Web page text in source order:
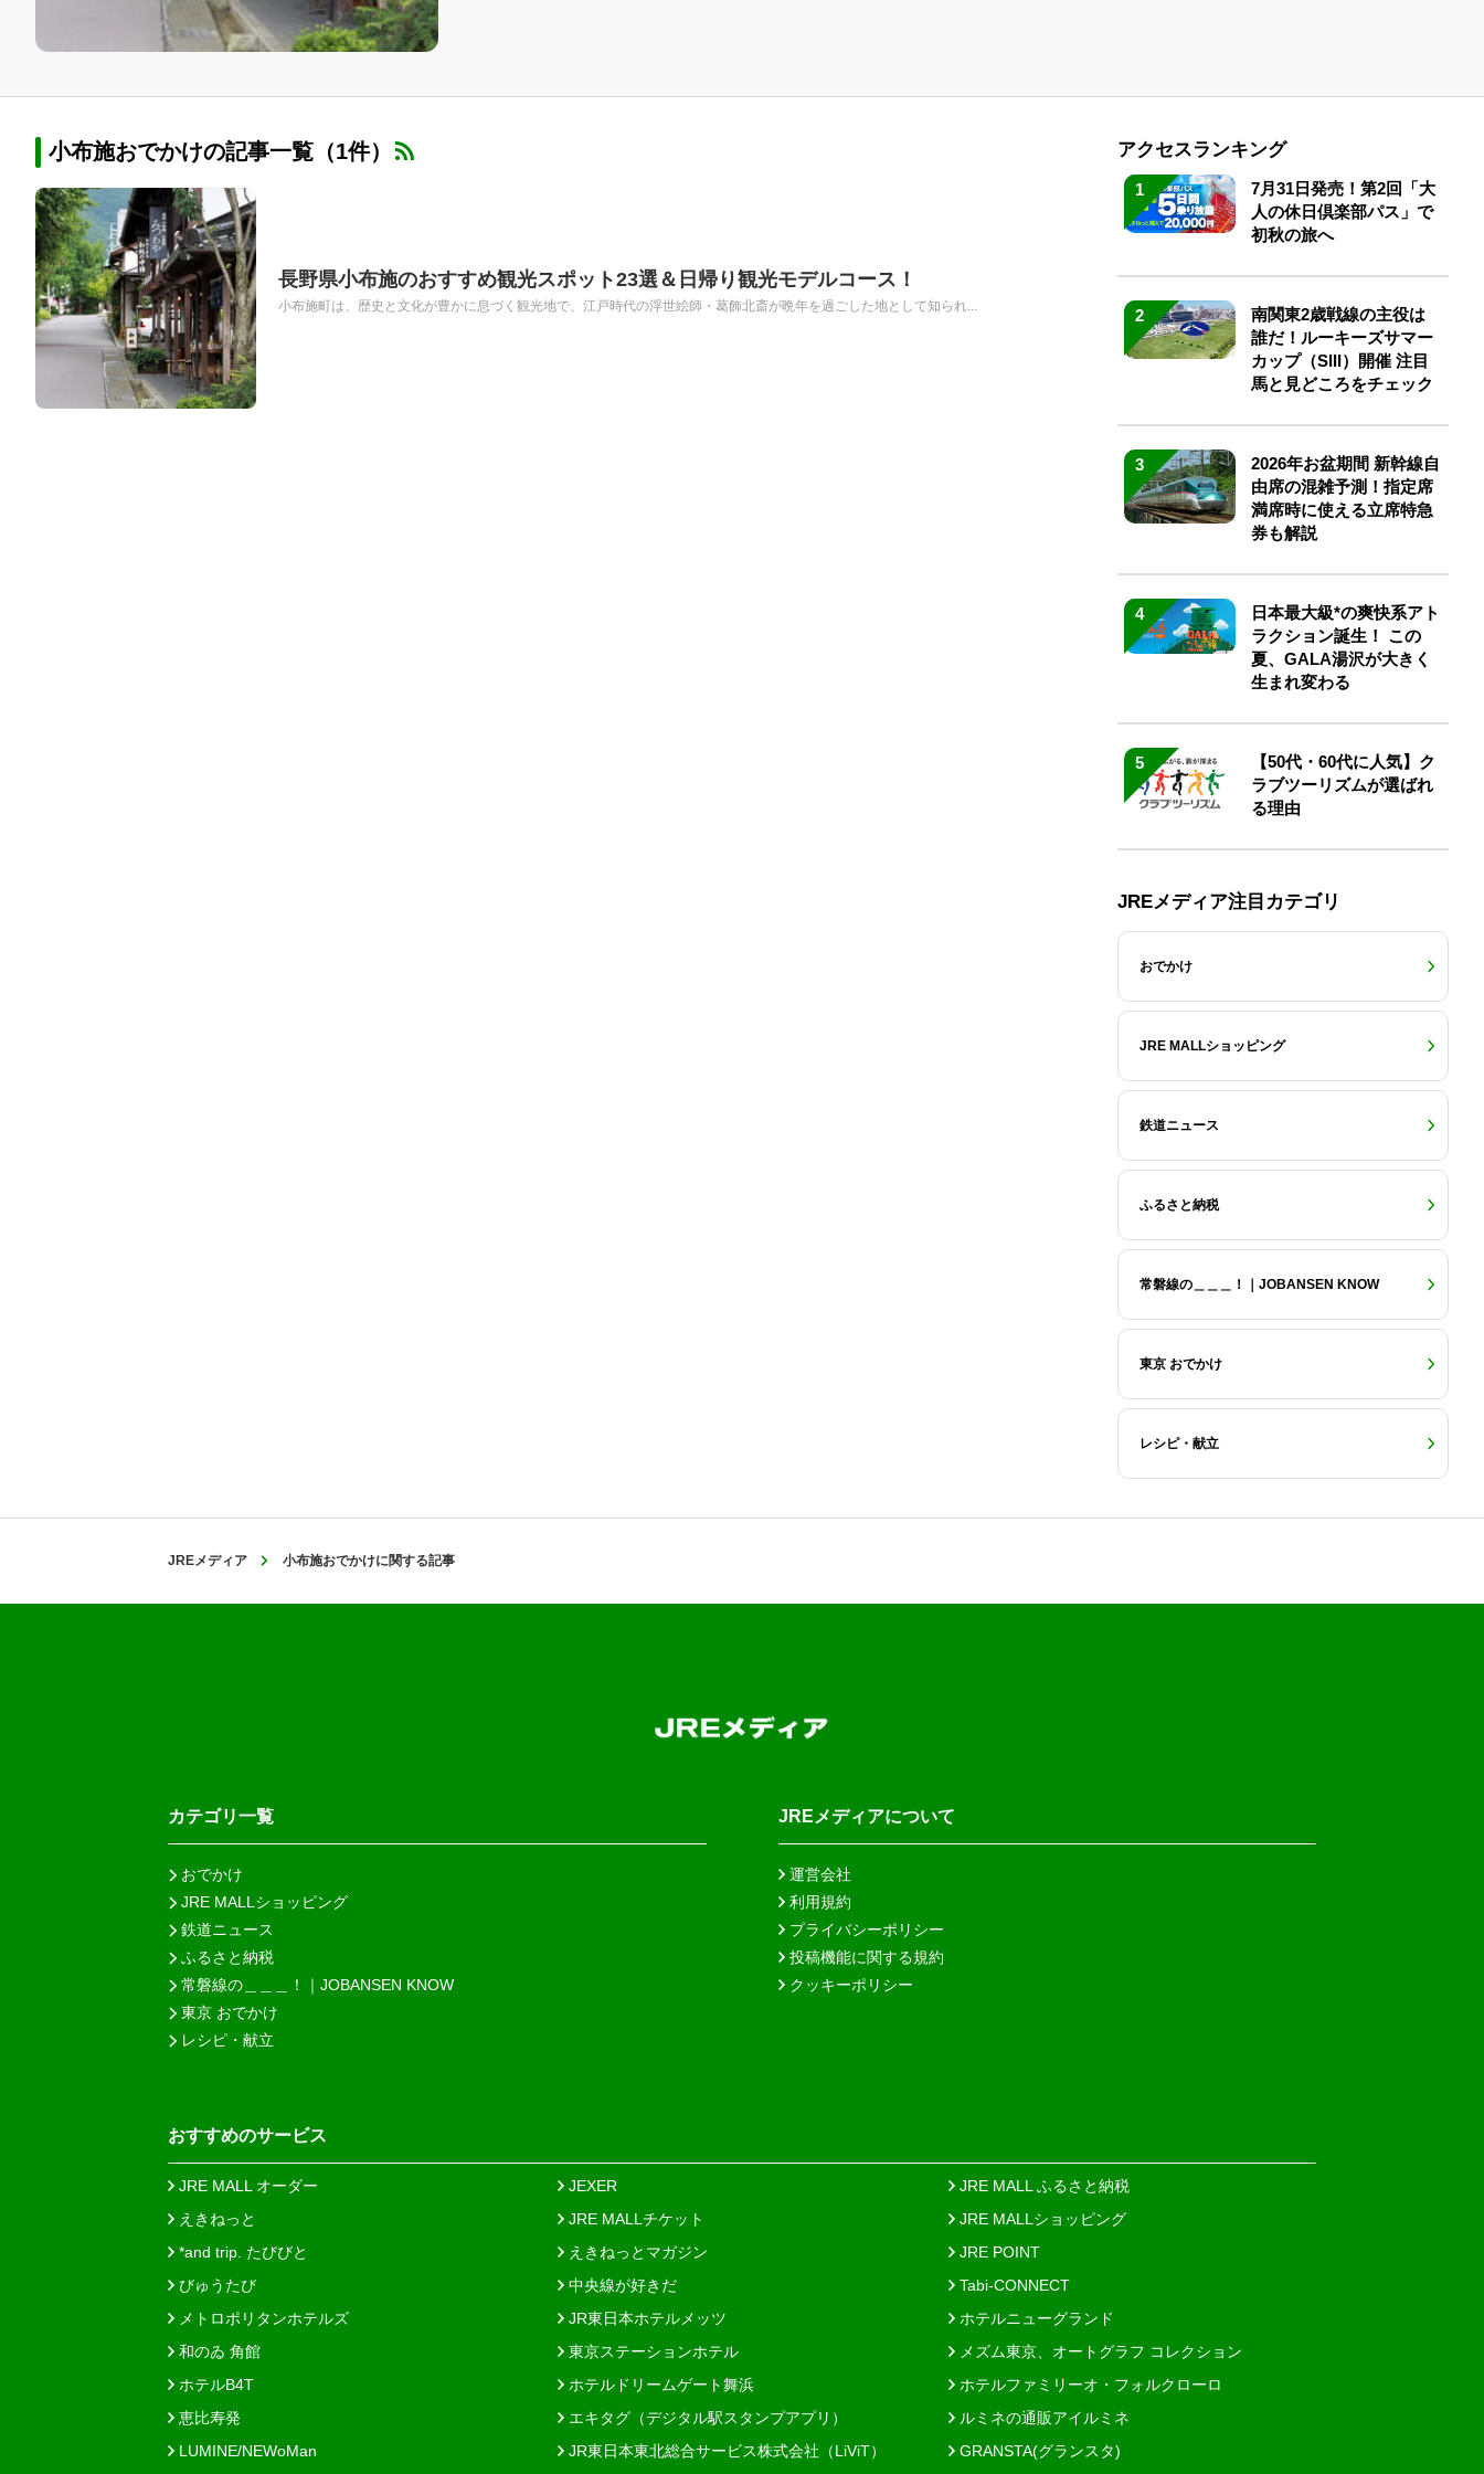
小布施おでかけの記事一覧（1件）
長野県小布施のおすすめ観光スポット23選＆日帰り観光モデルコース！
小布施町は、歴史と文化が豊かに息づく観光地で、江戸時代の浮世絵師・葛飾北斎が晩年を過ごした地として知られ...
アクセスランキング
1
7月31日発売！第2回「大
人の休日倶楽部パス」で
初秋の旅へ
2
南関東2歳戦線の主役は
誰だ！ルーキーズサマー
カップ（SIII）開催 注目
馬と見どころをチェック
3
2026年お盆期間 新幹線自
由席の混雑予測！指定席
満席時に使える立席特急
券も解説
4
日本最大級*の爽快系アト
ラクション誕生！ この
夏、GALA湯沢が大きく
生まれ変わる
5
【50代・60代に人気】ク
ラブツーリズムが選ばれ
る理由
JREメディア注目カテゴリ
おでかけ
JRE MALLショッピング
鉄道ニュース
ふるさと納税
常磐線の＿＿＿！｜JOBANSEN KNOW
東京 おでかけ
レシピ・献立
JREメディア 小布施おでかけに関する記事
カテゴリ一覧
おでかけ
JRE MALLショッピング
鉄道ニュース
ふるさと納税
常磐線の＿＿＿！｜JOBANSEN KNOW
東京 おでかけ
レシピ・献立
JREメディアについて
運営会社
利用規約
プライバシーポリシー
投稿機能に関する規約
クッキーポリシー
おすすめのサービス
JRE MALL オーダー JEXER
JRE MALL ふるさと納税
えきねっと
JRE MALLチケット
JRE MALLショッピング
*and trip. たびびと
えきねっとマガジン
JRE POINT
びゅうたび
中央線が好きだ
Tabi-CONNECT
メトロポリタンホテルズ
JR東日本ホテルメッツ
ホテルニューグランド
和のゐ 角館
東京ステーションホテル
メズム東京、オートグラフ コレクション
ホテルB4T
ホテルドリームゲート舞浜
ホテルファミリーオ・フォルクローロ
恵比寿発
エキタグ（デジタル駅スタンプアプリ）
ルミネの通販アイルミネ
LUMINE/NEWoMan
JR東日本東北総合サービス株式会社（LiViT） GRANSTA(グランスタ)